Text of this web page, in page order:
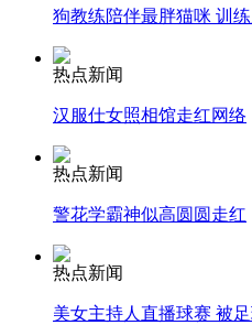
纽约上演“枕头大战”
司机酒驾遇交警 急速倒车
狗教练陪伴最胖猫咪 训
热点新闻
汉服仕女照相馆走红网络
热点新闻
警花学霸神似高圆圆走红
热点新闻
美女主持人直播球赛 被